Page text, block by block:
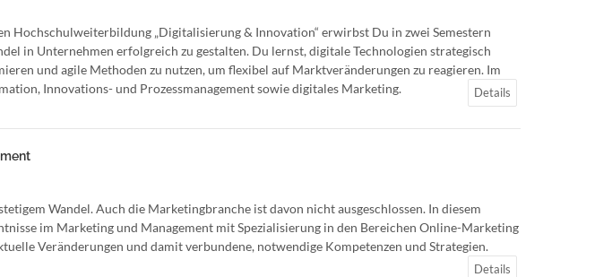
Hochschulweiterbildung „Digitalisierung & Innovation“ erwirbst Du in zwei Semestern
in Unternehmen erfolgreich zu gestalten. Du lernst, digitale Technologien strategisch
und agile Methoden zu nutzen, um flexibel auf Marktveränderungen zu reagieren. Im
Innovations- und Prozessmanagement sowie digitales Marketing.
Details
Wandel. Auch die Marketingbranche ist davon nicht ausgeschlossen. In diesem
im Marketing und Management mit Spezialisierung in den Bereichen Online-Marketing
Veränderungen und damit verbundene, notwendige Kompetenzen und Strategien.
Details